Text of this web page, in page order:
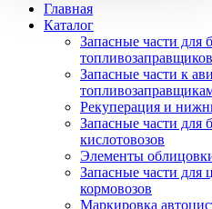
Главная
Каталог
Запасные части для
топливозаправщиков
Запасные части к
Рекуперация и
Запасные части для
кислотовозов
Элементы
Запасные части для
кормовозов
Маркировка